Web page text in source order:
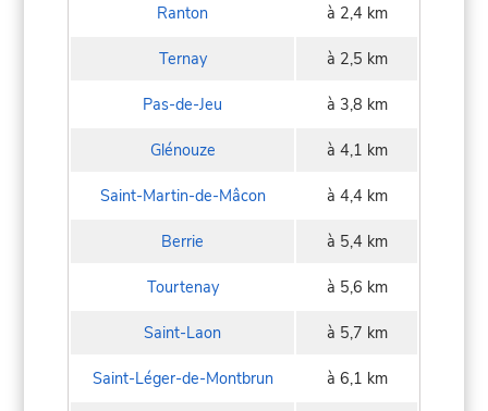
Ranton à 2,4 km
Ternay à 2,5 km
Pas-de-Jeu à 3,8 km
Glénouze à 4,1 km
Saint-Martin-de-Mâcon à 4,4 km
Berrie à 5,4 km
Tourtenay à 5,6 km
Saint-Laon à 5,7 km
Saint-Léger-de-Montbrun à 6,1 km